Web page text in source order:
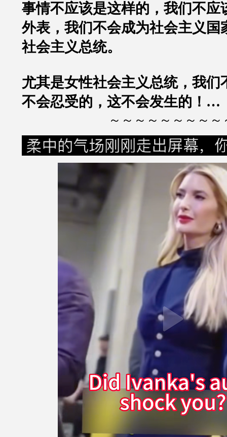
事情不应该是这样的，我们不应
外表，我们不会成为社会主义国
社会主义总统。
尤其是女性社会主义总统，我们
不会忍受的，这不会发生的！…
～～～～～～～～～